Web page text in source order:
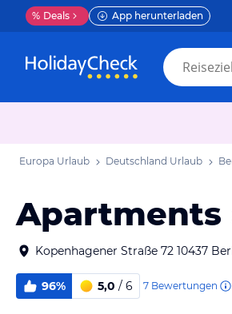
% Deals App herunterladen
Europa Urlaub Deutschland Urlaub
Apartments
Kopenhagener Straße 72 10437
96% 5,0 / 6 7 Bewertungen